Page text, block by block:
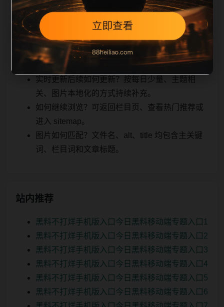
SEO 检查清单自动修正。
相关问题
实时更新后续如何更新？按每日少量、主题相
关、图片本地化的方式持续补充。
如何继续浏览？可返回栏目页、查看热门推荐或
进入 sitemap。
图片如何匹配？文件名、alt、title 均包含主关键
词、栏目词和文章标题。
站内推荐
黑料不打烊手机版入口今日黑料移动端专题入口1
黑料不打烊手机版入口今日黑料移动端专题入口2
黑料不打烊手机版入口今日黑料移动端专题入口3
黑料不打烊手机版入口今日黑料移动端专题入口4
黑料不打烊手机版入口今日黑料移动端专题入口5
黑料不打烊手机版入口今日黑料移动端专题入口6